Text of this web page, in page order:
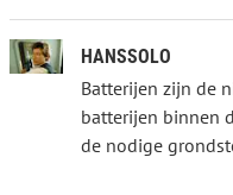
HANSSOLO
Batterijen zijn de
batterijen binnen
de nodige